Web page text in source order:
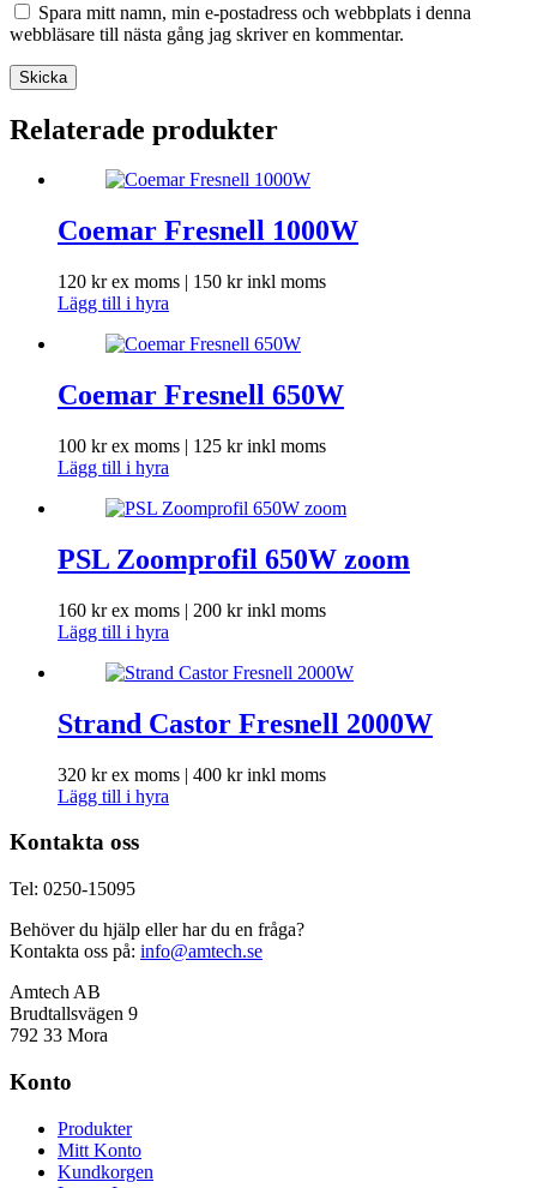
Spara mitt namn, min e-postadress och webbplats i denna
webbläsare till nästa gång jag skriver en kommentar.
Skicka
Relaterade produkter
Coemar Fresnell 1000W
120 krex moms | 150 krinkl moms
Lägg till i hyra
Coemar Fresnell 650W
100 krex moms | 125 krinkl moms
Lägg till i hyra
PSL Zoomprofil 650W zoom
160 krex moms | 200 krinkl moms
Lägg till i hyra
Strand Castor Fresnell 2000W
320 krex moms | 400 krinkl moms
Lägg till i hyra
Kontakta oss
Tel: 0250-15095
Behöver du hjälp eller har du en fråga?
Kontakta oss på: info@amtech.se
Amtech AB
Brudtallsvägen 9
792 33 Mora
Konto
Produkter
Mitt Konto
Kundkorgen